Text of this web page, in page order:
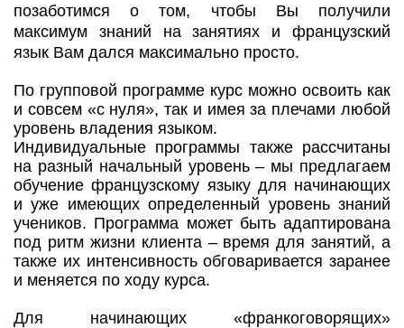
позаботимся о том, чтобы Вы получили
максимум знаний на занятиях и французский
язык Вам дался максимально просто.
По групповой программе курс можно освоить как
и совсем «с нуля», так и имея за плечами любой
уровень владения языком.
Индивидуальные программы также рассчитаны
на разный начальный уровень – мы предлагаем
обучение французскому языку для начинающих
и уже имеющих определенный уровень знаний
учеников. Программа может быть адаптирована
под ритм жизни клиента – время для занятий, а
также их интенсивность обговаривается заранее
и меняется по ходу курса.
Для начинающих «франкоговорящих»